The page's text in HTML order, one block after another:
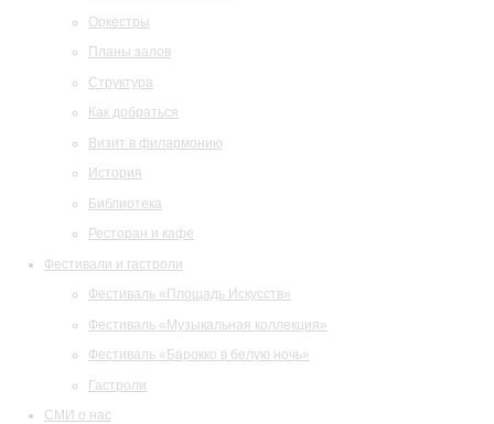
Оркестры
Планы залов
Структура
Как добраться
Визит в филармонию
История
Библиотека
Ресторан и кафе
Фестивали и гастроли
Фестиваль «Площадь Искусств»
Фестиваль «Музыкальная коллекция»
Фестиваль «Барокко в белую ночь»
Гастроли
СМИ о нас